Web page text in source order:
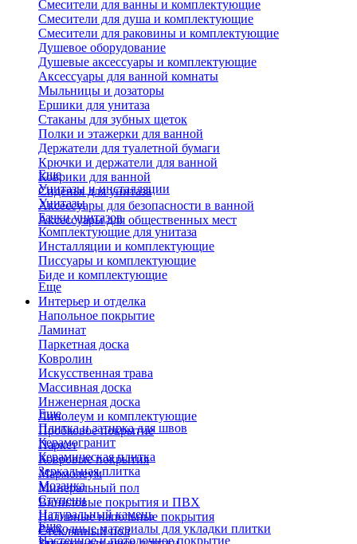
Смесители для ванны и комплектующие
Смесители для душа и комплектующие
Смесители для раковины и комплектующие
Душевое оборудование
Душевые аксессуары и комплектующие
Аксессуары для ванной комнаты
Мыльницы и дозаторы
Ершики для унитаза
Стаканы для зубных щеток
Полки и этажерки для ванной
Держатели для туалетной бумаги
Крючки и держатели для ванной
Коврики для ванной
Сиденья для унитаза
Аксессуары для безопасности в ванной
Аксессуары для общественных мест
Еще
Унитазы и инсталляции
Унитазы
Бачки унитазов
Комплектующие для унитаза
Инсталляции и комплектующие
Писсуары и комплектующие
Биде и комплектующие
Еще
Интерьер и отделка
Напольное покрытие
Ламинат
Паркетная доска
Ковролин
Искусственная трава
Массивная доска
Инженерная доска
Линолеум и комплектующие
Пробковое покрытие
Паркет
Ковровые покрытия
Мармолеум
Минеральный пол
Виниловые покрытия и ПВХ
Наливные напольные покрытия
Стеклянный пол
Еще
Плитка и затирка для швов
Керамогранит
Керамическая плитка
Зеркальная плитка
Мозаика
Ступени
Натуральный камень
Расходные материалы для укладки плитки
Еще
Настенное и потолочное покрытие